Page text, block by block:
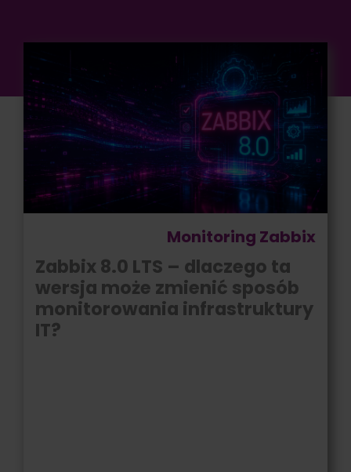
Monitoring Zabbix
Zabbix 8.0 LTS – dlaczego ta
wersja może zmienić sposób
monitorowania infrastruktury
IT?